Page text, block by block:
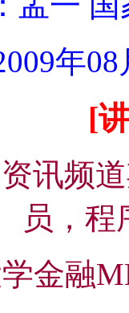
年
[
讯频
员，程
金融